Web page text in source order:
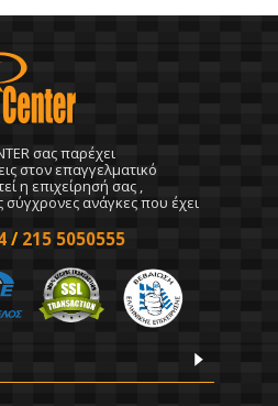
σας παρέχει
στον επαγγελματικό
η επιχείρησή σας ,
σύγχρονες ανάγκες που έχει
/ 215 5050555